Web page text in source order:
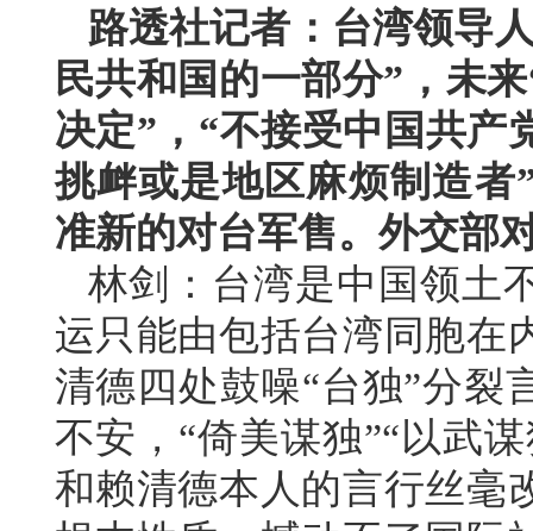
路透社记者：台湾领导
民共和国的一部分”，未
决定”，“不接受中国共产
挑衅或是地区麻烦制造
准新的对台军售。外交部
林剑：台湾是中国领土
运只能由包括台湾同胞在
清德四处鼓噪“台独”分裂
不安，“倚美谋独”“以武
和赖清德本人的言行丝毫